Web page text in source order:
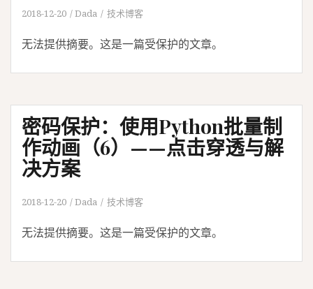
2018-12-20 Dada 技术博客
无法提供摘要。这是一篇受保护的文章。
密码保护：使用Python批量制
作动画（6）——点击穿透与解
决方案
2018-12-20 Dada 技术博客
无法提供摘要。这是一篇受保护的文章。